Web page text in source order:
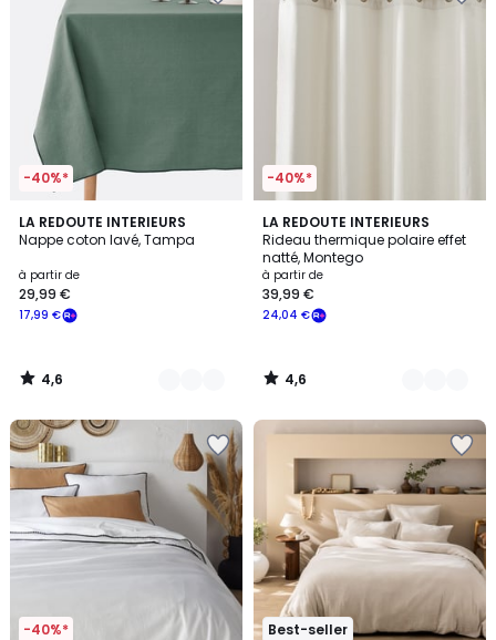
-40%*
LA REDOUTE INTERIEURS
Nappe coton lavé, Tampa
à partir de
17,99 €
29,99 €
4,6
/ 5
5
Couleurs
4,6
/
-40%*
LA REDOUTE INTERIEURS
Rideau thermique polaire effet
natté, Montego
à partir de
24,04 €
39,99 €
4,6
/ 5
4
Couleurs
4,6
/
-40%* Best-seller